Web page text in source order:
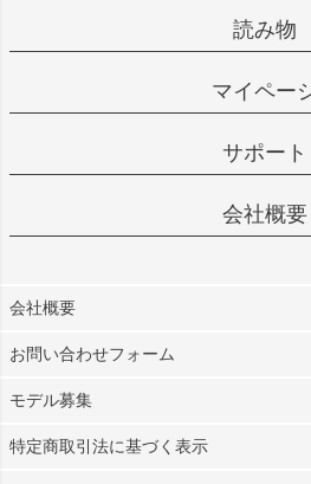
読み物
マイペー
サポート
会社概要
会社概要
お問い合わせフォーム
モデル募集
特定商取引法に基づく表示